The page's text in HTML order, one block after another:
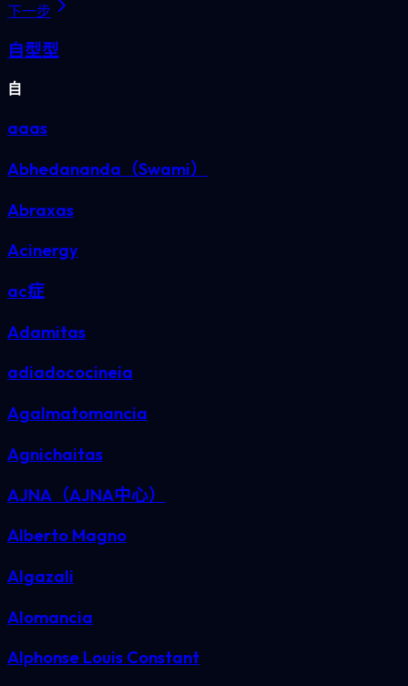
下一步
自型型
自
aaas
Abhedananda（Swami）
Abraxas
Acinergy
ac症
Adamitas
adiadococineia
Agalmatomancia
Agnichaitas
AJNA（AJNA中心）
Alberto Magno
Algazali
Alomancia
Alphonse Louis Constant